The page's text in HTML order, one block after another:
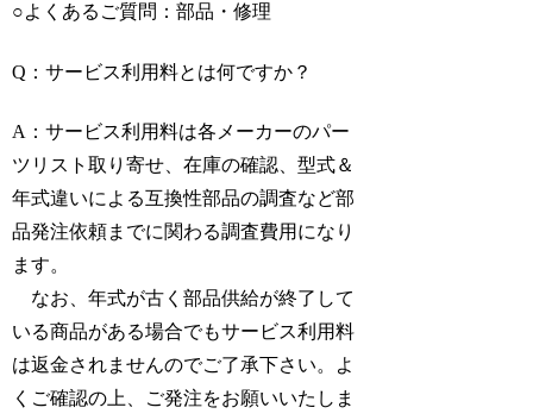
○よくあるご質問：部品・修理
Q：サービス利用料とは何ですか？
A：サービス利用料は各メーカーのパー
ツリスト取り寄せ、在庫の確認、型式＆
年式違いによる互換性部品の調査など部
品発注依頼までに関わる調査費用になり
ます。
なお、年式が古く部品供給が終了して
いる商品がある場合でもサービス利用料
は返金されませんのでご了承下さい。よ
くご確認の上、ご発注をお願いいたしま